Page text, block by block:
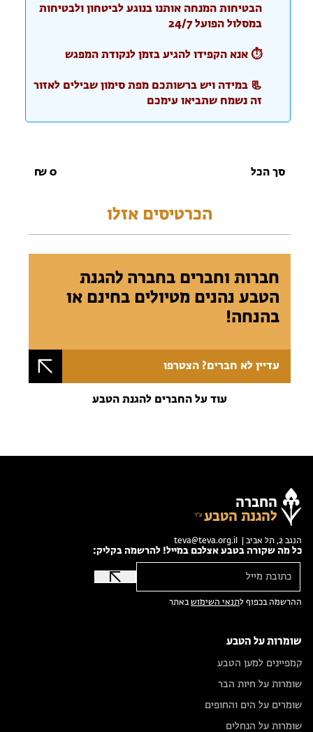
הבטיחות המנחה אותנו בנוגע לביטחון ולבטיחות
במסלול הפועל 24/7
⏱️ אנא הקפידו להגיע בזמן לנקודת המפגש
📃 במידה ויש ברשותכם מפת סימון שבילים לאזור
זה נשמח שתביאו עימכם
סך הכל 0
₪
הכרטיסים אזלו
חברות וחברים בחברה להגנת
הטבע נהנים מטיולים בחינם או
בהנחה!
עדיין לא חברים? הצטרפו
עוד על החברים להגנת הטבע
החברה
להגנת הטבע
הנגב 2, תל אביב | teva@teva.org.il
כל מה שקורה בטבע אצלכם במייל! להרשמה בקליק:
ההרשמה בכפוף לתנאי השימושבאתר
שומרות על הטבע
קמפיינים למען הטבע
שומרות על חיות הבר
שומרים על הים והחופים
שומרות על הנחלים